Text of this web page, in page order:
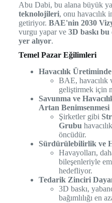
Abu Dabi, bu alana büyük
teknolojileri, onu havacılık
getiriyor. BAE'nin 2030
vurgu yapar ve 3D baskı
yer alıyor.
Temel Pazar Eğilimleri
Havacılık
BAE, havacılık
geliştirmek için
Savunma ve
Artan Benimsenmesi
Şirketler gibi
Grubu
öncüdür.
Sürdürülebilirlik ve
Havayolları,
bileşenleriyle
hedefliyor.
Tedarik Zinciri
3D baskı,
bağımlılığı en